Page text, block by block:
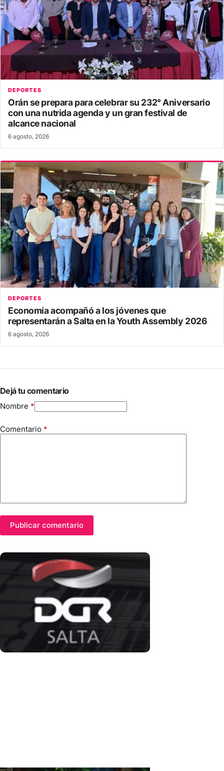
DEPORTES
Orán se prepara para celebrar su 232° Aniversario
con una nutrida agenda y un gran festival de
alcance nacional
6 agosto, 2026
DEPORTES
Economía acompañó a los jóvenes que
representarán a Salta en la Youth Assembly 2026
6 agosto, 2026
Dejá tu comentario
Nombre *
Comentario *
Publicar comentario